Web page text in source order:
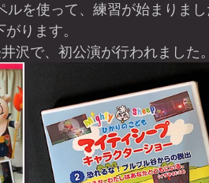
ります。
井沢で、初公演が行われました。